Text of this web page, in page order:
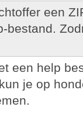
een
bestand.
een help
je op